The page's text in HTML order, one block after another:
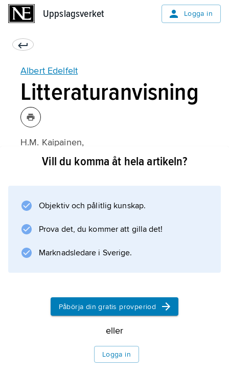
Uppslagsverket Logga in
Albert Edelfelt
Litteraturanvisning
H.M. Kaipainen,
Albert Edelfelt
Vill du komma åt hela artikeln?
Objektiv och pålitlig kunskap.
Prova det, du kommer att gilla det!
Marknadsledare i Sverige.
Påbörja din gratis provperiod
eller
Logga in